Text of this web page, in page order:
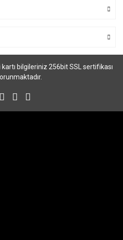
kartı bilgileriniz 256bit SSL sertifikası